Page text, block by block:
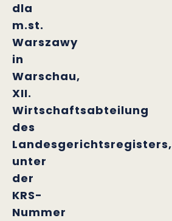
dla
m.st.
Warszawy
in
Warschau,
XII.
Wirtschaftsabteilung
des
Landesgerichtsregisters,
unter
der
KRS-
Nummer